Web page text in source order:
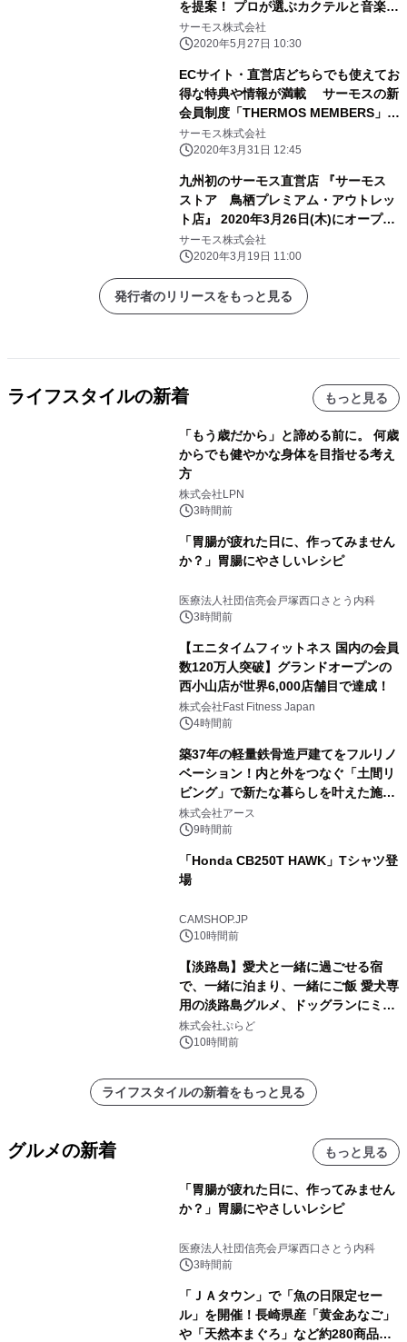
を提案！ プロが選ぶカクテルと音楽を
レコメンド！ 期間限定スペシャルサイ
ト『音ナ(オトナ)BAR』オープン
サーモス株式会社
2020年5月27日 10:30
ECサイト・直営店どちらでも使えてお
得な特典や情報が満載 サーモスの新
会員制度「THERMOS MEMBERS」ス
タート 新制度導入開始：2020年3月
26日(木)
サーモス株式会社
2020年3月31日 12:45
九州初のサーモス直営店 『サーモス
ストア 鳥栖プレミアム・アウトレッ
ト店』 2020年3月26日(木)にオープ
ン！
サーモス株式会社
2020年3月19日 11:00
発行者のリリースをもっと見る
ライフスタイルの新着 もっと見る
「もう歳だから」と諦める前に。 何歳
からでも健やかな身体を目指せる考え
方
株式会社LPN
3時間前
「胃腸が疲れた日に、作ってみません
か？」胃腸にやさしいレシピ
医療法人社団信亮会戸塚西口さとう内科
3時間前
【エニタイムフィットネス 国内の会員
数120万人突破】グランドオープンの
西小山店が世界6,000店舗目で達成！
株式会社Fast Fitness Japan
4時間前
築37年の軽量鉄骨造戸建てをフルリノ
ベーション！内と外をつなぐ「土間リ
ビング」で新たな暮らしを叶えた施工
事例を株式会社アースが公開
株式会社アース
9時間前
「Honda CB250T HAWK」Tシャツ登
場
CAMSHOP.JP
10時間前
【淡路島】愛犬と一緒に過ごせる宿
で、一緒に泊まり、一緒にご飯 愛犬専
用の淡路島グルメ、ドッグランにミニ
プール グランピングとトレーラーハウ
スの2施設で
株式会社ぷらど
10時間前
ライフスタイルの新着をもっと見る
グルメの新着 もっと見る
「胃腸が疲れた日に、作ってみません
か？」胃腸にやさしいレシピ
医療法人社団信亮会戸塚西口さとう内科
3時間前
「ＪＡタウン」で「魚の日限定セー
ル」を開催！長崎県産「黄金あなご」
や「天然本まぐろ」など約280商品を